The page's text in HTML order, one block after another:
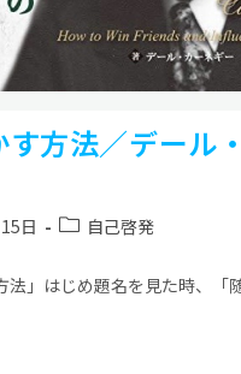
方法／デール
日 自己啓発
法」はじめ題名を見た時、「